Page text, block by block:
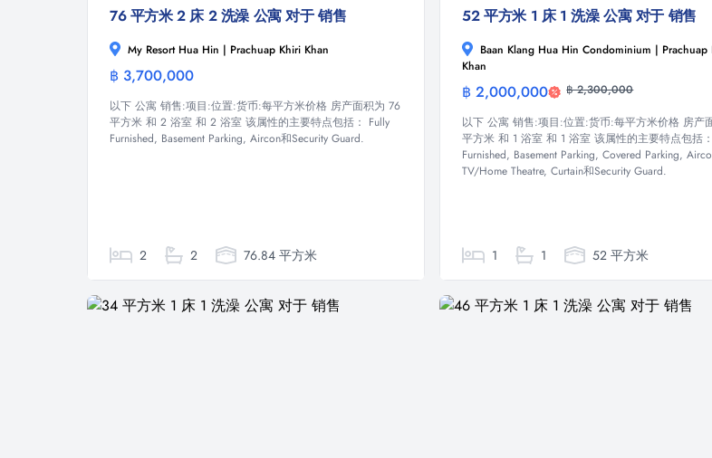
76 平方米 2 床 2 洗澡 公寓 对于 销售
My Resort Hua Hin | Prachuap Khiri Khan
฿ 3,700,000
以下 公寓 销售:项目:位置:货币:每平方米价格 房产面积为 76
平方米 和 2 浴室 和 2 浴室 该属性的主要特点包括： Fully
Furnished, Basement Parking, Aircon和Security Guard.
2 2 76.84 平方米
52 平方米 1 床 1 洗澡 公寓 对于 销售
Baan Klang Hua Hin Condominium | Prachuap
Khan
฿ 2,000,000 ฿ 2,300,000
以下 公寓 销售:项目:位置:货币:每平方米价格 房产
平方米 和 1 浴室 和 1 浴室 该属性的主要特点包括
Furnished, Basement Parking, Covered Parking,
TV/Home Theatre, Curtain和Security Guard.
1 1 52 平方米